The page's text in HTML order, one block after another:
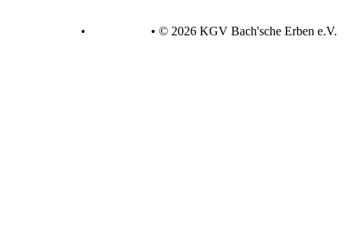
• • © 2026 KGV Bach'sche Erben e.V.